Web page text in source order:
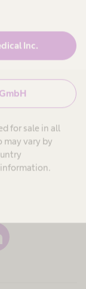
Inc.
for sale in all
may vary by
expand_more
expand_more